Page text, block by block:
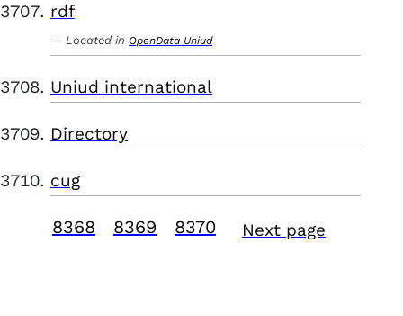
rdf
Located in OpenData Uniud
Uniud international
Directory
cug
8368 8369 8370 Next page